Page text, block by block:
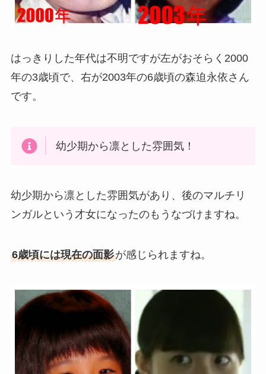
はっきりした年代は不明ですが左がおそらく2000
年の3歳頃で、右が2003年の6歳頃の森迫永依さん
です。
幼少期から凛とした雰囲気！
幼少期から凛とした雰囲気があり、後のマルチリ
ンガルという才女になったのもうなづけますね。
6歳頃には現在の面影が感じられますね。